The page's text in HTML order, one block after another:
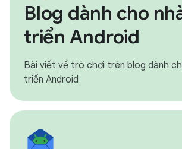
Blog dành cho
triển Android
Bài viết về trò chơi trên blog dành
triển Android